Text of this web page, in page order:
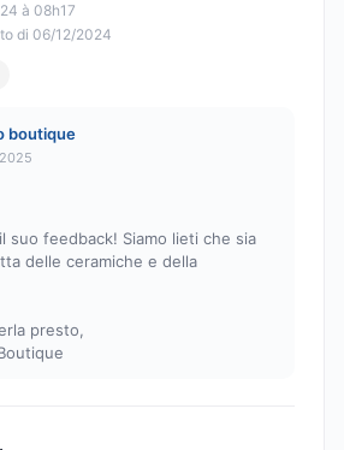
à 08h17
di 06/12/2024
boutique
suo feedback! Siamo lieti che sia
delle ceramiche e della
presto,